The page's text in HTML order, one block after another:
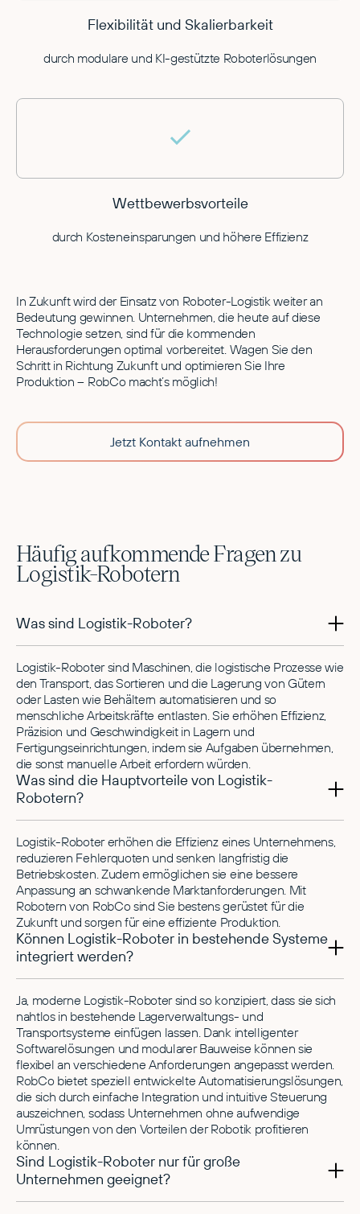
Flexibilität und Skalierbarkeit
durch modulare und KI-gestützte Roboterlösungen
Wettbewerbsvorteile
durch Kosteneinsparungen und höhere Effizienz
In Zukunft wird der Einsatz von Roboter-Logistik weiter an
Bedeutung gewinnen. Unternehmen, die heute auf diese
Technologie setzen, sind für die kommenden
Herausforderungen optimal vorbereitet. Wagen Sie den
Schritt in Richtung Zukunft und optimieren Sie Ihre
Produktion – RobCo macht’s möglich!
Jetzt Kontakt aufnehmen
Häufig aufkommende Fragen zu
Logistik-Robotern
Was sind Logistik-Roboter?
Logistik-Roboter sind Maschinen, die logistische Prozesse wie
den Transport, das Sortieren und die Lagerung von Gütern
oder Lasten wie Behältern automatisieren und so
menschliche Arbeitskräfte entlasten. Sie erhöhen Effizienz,
Präzision und Geschwindigkeit in Lagern und
Fertigungseinrichtungen, indem sie Aufgaben übernehmen,
die sonst manuelle Arbeit erfordern würden.
Was sind die Hauptvorteile von Logistik-
Robotern?
Logistik-Roboter erhöhen die Effizienz eines Unternehmens,
reduzieren Fehlerquoten und senken langfristig die
Betriebskosten. Zudem ermöglichen sie eine bessere
Anpassung an schwankende Marktanforderungen. Mit
Robotern von RobCo sind Sie bestens gerüstet für die
Zukunft und sorgen für eine effiziente Produktion.
Können Logistik-Roboter in bestehende Systeme
integriert werden?
Ja, moderne Logistik-Roboter sind so konzipiert, dass sie sich
nahtlos in bestehende Lagerverwaltungs- und
Transportsysteme einfügen lassen. Dank intelligenter
Softwarelösungen und modularer Bauweise können sie
flexibel an verschiedene Anforderungen angepasst werden.
RobCo bietet speziell entwickelte Automatisierungslösungen,
die sich durch einfache Integration und intuitive Steuerung
auszeichnen, sodass Unternehmen ohne aufwendige
Umrüstungen von den Vorteilen der Robotik profitieren
können.
Sind Logistik-Roboter nur für große
Unternehmen geeignet?